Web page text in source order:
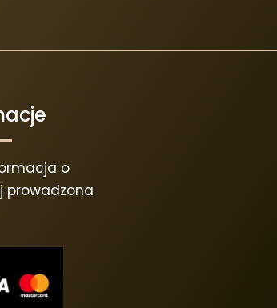
o
prowadzona